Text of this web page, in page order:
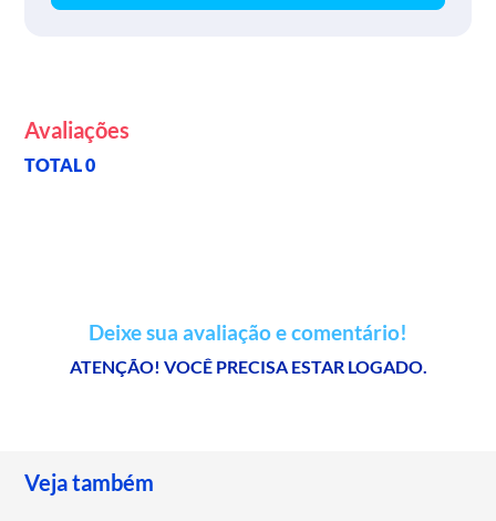
Avaliações
TOTAL 0
Deixe sua avaliação e comentário!
ATENÇÃO! VOCÊ PRECISA ESTAR LOGADO.
Veja também